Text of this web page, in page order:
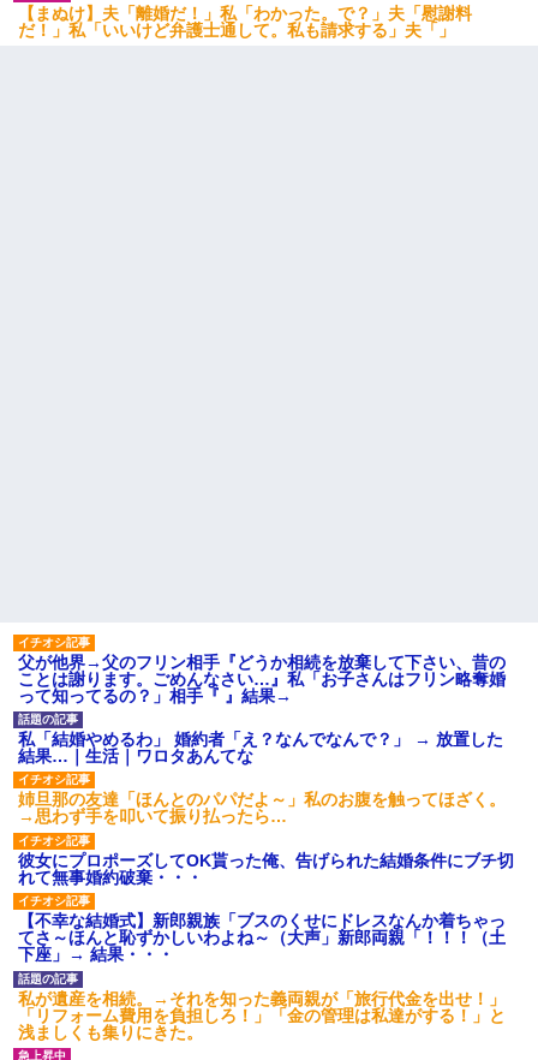
【まぬけ】夫「離婚だ！」私「わかった。で？」夫「慰謝料
だ！」私「いいけど弁護士通して。私も請求する」夫「」
父が他界→父のフリン相手『どうか相続を放棄して下さい、昔の
ことは謝ります。ごめんなさい…』私「お子さんはフリン略奪婚
って知ってるの？」相手『 』結果→
私「結婚やめるわ」 婚約者「え？なんでなんで？」 → 放置した
結果…｜生活｜ワロタあんてな
姉旦那の友達「ほんとのパパだよ～」私のお腹を触ってほざく。
→思わず手を叩いて振り払ったら…
彼女にプロポーズしてOK貰った俺、告げられた結婚条件にブチ切
れて無事婚約破棄・・・
【不幸な結婚式】新郎親族「ブスのくせにドレスなんか着ちゃっ
てさ～ほんと恥ずかしいわよね～（大声」新郎両親「！！！（土
下座」→ 結果・・・
私が遺産を相続。→それを知った義両親が「旅行代金を出せ！」
「リフォーム費用を負担しろ！」「金の管理は私達がする！」と
浅ましくも集りにきた。